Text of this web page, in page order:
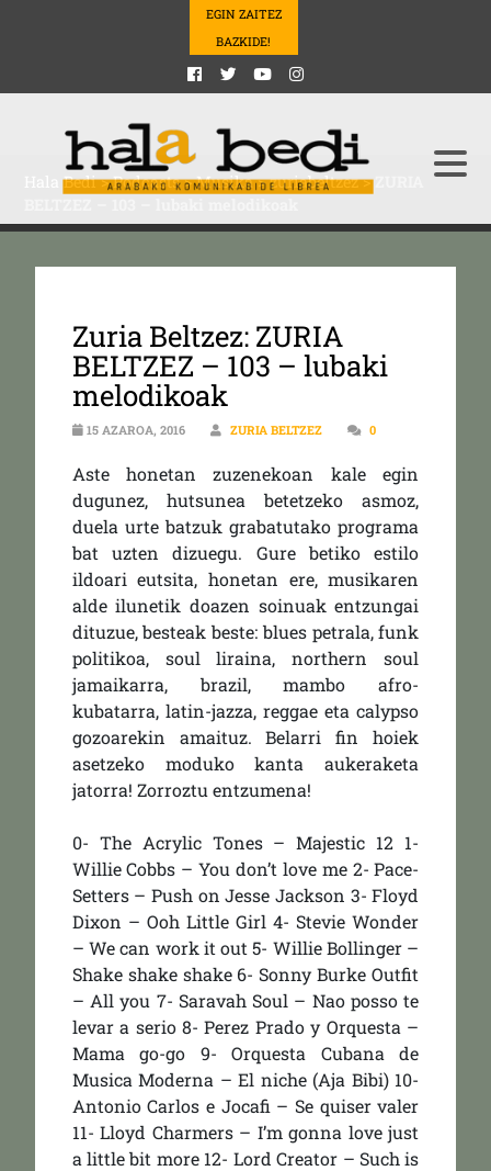
EGIN ZAITEZ
BAZKIDE!
Hala Bedi>Podcasts>Musika>zuriabeltzez>
Zuria Beltzez: ZURIA
BELTZEZ – 103 – lubaki
melodikoak
15 AZAROA, 2016 ZURIA BELTZEZ 0
Aste honetan zuzenekoan kale egin
dugunez, hutsunea betetzeko asmoz,
duela urte batzuk grabatutako programa
bat uzten dizuegu. Gure betiko estilo
ildoari eutsita, honetan ere, musikaren
alde ilunetik doazen soinuak entzungai
dituzue, besteak beste: blues petrala, funk
politikoa, soul liraina, northern soul
jamaikarra, brazil, mambo afro-
kubatarra, latin-jazza, reggae eta calypso
gozoarekin amaituz. Belarri fin hoiek
asetzeko moduko kanta aukeraketa
jatorra! Zorroztu entzumena!
0- The Acrylic Tones – Majestic 12 1-
Willie Cobbs – You don’t love me 2- Pace-
Setters – Push on Jesse Jackson 3- Floyd
Dixon – Ooh Little Girl 4- Stevie Wonder
– We can work it out 5- Willie Bollinger –
Shake shake shake 6- Sonny Burke Outfit
– All you 7- Saravah Soul – Nao posso te
levar a serio 8- Perez Prado y Orquesta –
Mama go-go 9- Orquesta Cubana de
Musica Moderna – El niche (Aja Bibi) 10-
Antonio Carlos e Jocafi – Se quiser valer
11- Lloyd Charmers – I’m gonna love just
a little bit more 12- Lord Creator – Such is